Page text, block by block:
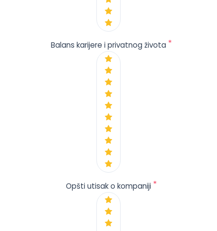
Balans karijere i privatnog života *
Opšti utisak o kompaniji *